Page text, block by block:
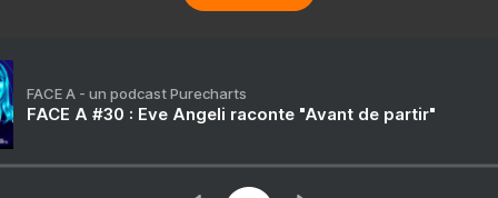
FACE A - un podcast Purecharts
FACE A #30 : Eve Angeli raconte "Avant de partir"